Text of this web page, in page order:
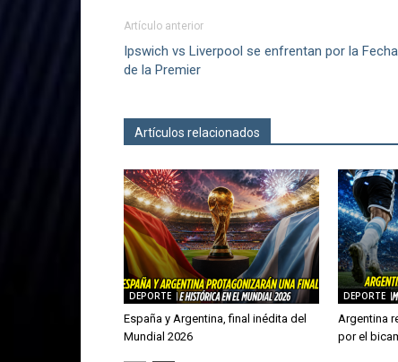
Artículo anterior
Ipswich vs Liverpool se enfrentan por la Fecha
de la Premier
Artículos relacionados
DEPORTE
España y Argentina, final inédita del
Mundial 2026
DEPORTE
Argentina
por el